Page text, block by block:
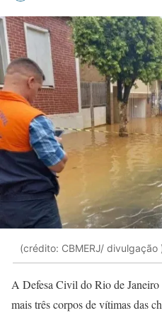
(crédito: CBMERJ/ divulgação
A Defesa Civil do Rio de
mais três corpos de vítimas das